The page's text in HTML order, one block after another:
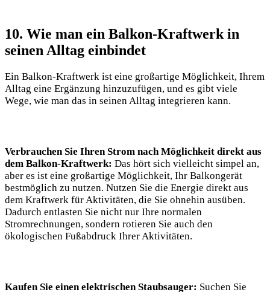
10.‍ Wie man ein⁤ Balkon-Kraftwerk in
seinen Alltag einbindet
Ein⁣ Balkon-Kraftwerk ist eine großartige Möglichkeit, ‌Ihrem
Alltag eine Ergänzung hinzuzufügen, ⁤und⁣ es ‍gibt⁢ viele
Wege, wie ⁣man das in seinen Alltag integrieren‌ kann.
Verbrauchen⁢ Sie Ihren Strom nach Möglichkeit‍ direkt aus⁣
dem Balkon-Kraftwerk: Das hört sich‍ vielleicht simpel an,
aber⁤ es ist eine‍ großartige Möglichkeit, Ihr Balkongerät
bestmöglich zu nutzen. Nutzen Sie die Energie direkt aus
dem Kraftwerk für Aktivitäten, die‍ Sie‌ ohnehin ⁢ausüben.
Dadurch ‌entlasten⁣ Sie nicht​ nur ‍Ihre ⁣normalen
‌Stromrechnungen, sondern rotieren Sie auch⁣ den
ökologischen ⁣Fußabdruck Ihrer Aktivitäten.
Kaufen Sie einen elektrischen Staubsauger: Suchen Sie